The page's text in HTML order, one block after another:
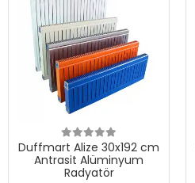
Duffmart Alize 30x192 cm
Antrasit Alüminyum
Radyatör